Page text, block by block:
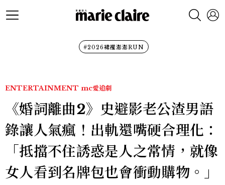
#2026裙襬澎澎RUN
ENTERTAINMENT mc愛追劇
《婚詞離曲2》史避影老公渣男語
錄讓人氣瘋！出軌還嘴硬合理化：
「抵擋不住誘惑是人之常情，就像
女人看到名牌包也會衝動購物。」